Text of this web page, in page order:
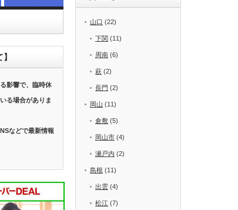
影響で、臨時休
る場合がありま
などで最新情報
山口 (22)
下関 (11)
周南 (6)
萩 (2)
長門 (2)
岡山 (11)
倉敷 (5)
岡山市 (4)
瀬戸内 (2)
島根 (11)
出雲 (4)
松江 (7)